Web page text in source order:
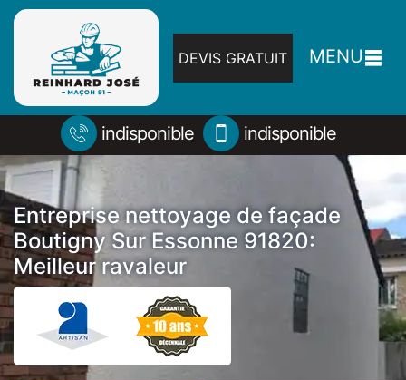
DEVIS GRATUIT MENU
indisponible indisponible
Entreprise nettoyage de façade
Boutigny Sur Essonne 91820:
Meilleur ravaleur